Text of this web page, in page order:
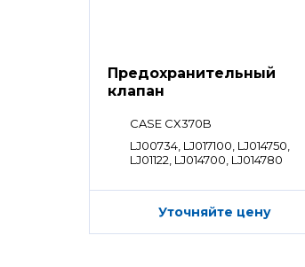
Предохранительный
клапан
CASE CX370B
LJ00734, LJ017100, LJ014750,
LJ01122, LJ014700, LJ014780
Уточняйте цену